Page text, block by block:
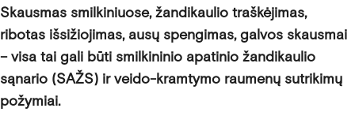
Skausmas smilkiniuose, žandikaulio traškėjimas,
ribotas išsižiojimas, ausų spengimas, galvos skausmai
– visa tai gali būti smilkininio apatinio žandikaulio
sąnario (SAŽS) ir veido-kramtymo raumenų sutrikimų
požymiai.